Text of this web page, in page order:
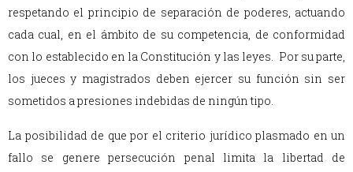
respetando el principio de separación de poderes, actuando
cada cual, en el ámbito de su competencia, de conformidad
con lo establecido en la Constitución y las leyes. Por su parte,
los jueces y magistrados deben ejercer su función sin ser
sometidos a presiones indebidas de ningún tipo.
La posibilidad de que por el criterio jurídico plasmado en un
fallo se genere persecución penal limita la libertad de